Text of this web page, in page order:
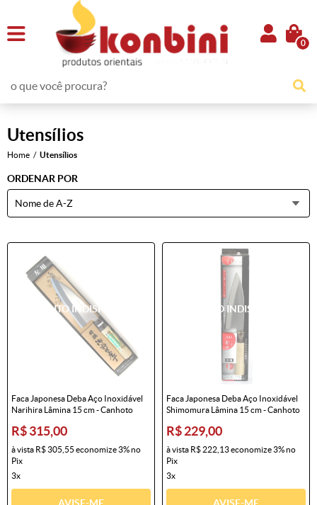
0
Utensílios
Home Utensílios
ORDENAR POR
Nome de A-Z
Faca Japonesa Deba Aço Inoxidável
Narihira Lâmina 15 cm - Canhoto
R$ 315,00
à vista R$ 305,55 economize3%no
Pix
3x
Faca Japonesa Deba Aço Inoxidável
Shimomura Lâmina 15 cm - Canhoto
R$ 229,00
à vista R$ 222,13economize3%no
Pix
3x